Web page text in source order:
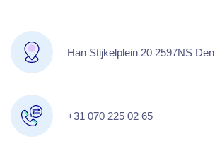
Han Stijkelplein 20 2597NS Den
+31 070 225 02 65